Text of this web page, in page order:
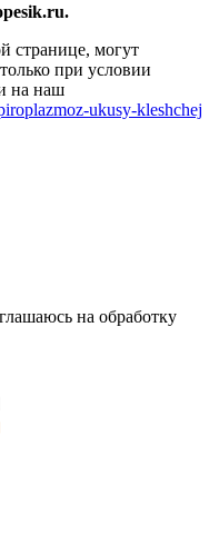
странице, могут
при условии
на наш
ukusy-kleshchej
на обработку